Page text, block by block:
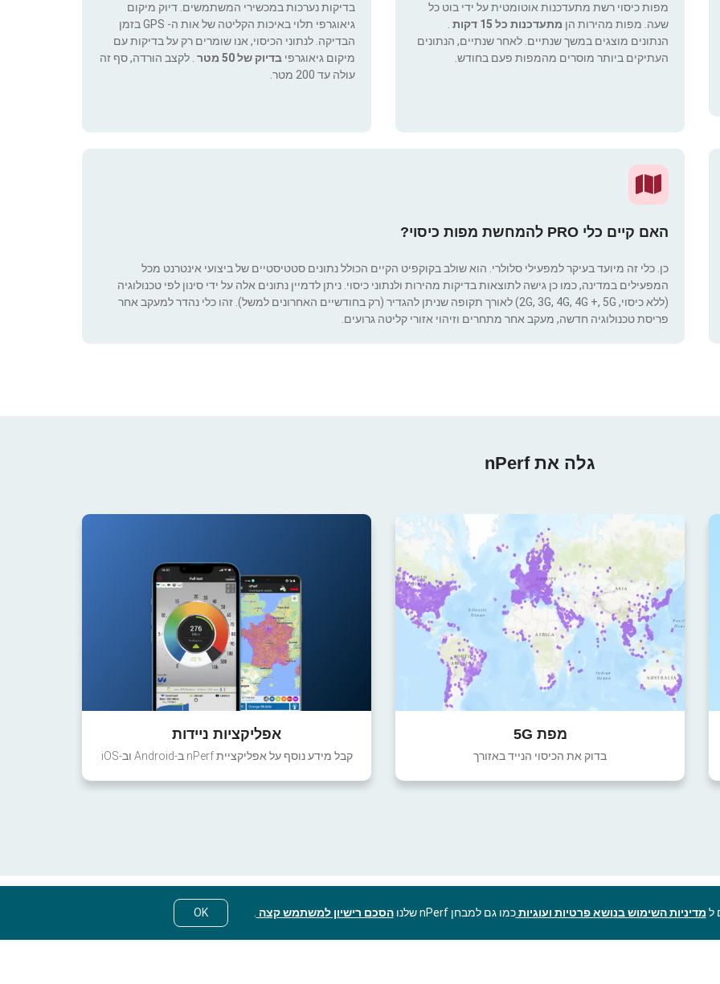
מפות כיסוי רשת מתעדכנות אוטומטית על ידי בוט כל
שעה. מפות מהירות הן מתעדכנות כל 15 דקות
הנתונים מוצגים במשך שנתיים. לאחר שנתיים, הנתונים
העתיקים ביותר מוסרים מהמפות פעם בחודש.
בדיקות נערכות במכשירי המשתמשים. דיוק מיקום
גיאוגרפי תלוי באיכות הקליטה של אות ה- GPS בזמן
הבדיקה. לנתוני הכיסוי, אנו שומרים רק על בדיקות עם
מיקום גיאוגרפי בדיוק של 50 מטר
. לקצב הורדה, סף זה
עולה עד 200 מטר.
האם קיים כלי PRO להמחשת מפות כיסוי?
כן. כלי זה מיועד בעיקר למפעילי סלולרי. הוא שולב בקוקפיט הקיים הכולל נתונים סטטיסטיים של ביצועי אינטרנט מכל
המפעילים במדינה, כמו כן גישה לתוצאות בדיקות מהירות ולנתוני כיסוי. ניתן לדמיין נתונים אלה על ידי סינון לפי טכנולוגיה
(ללא כיסוי, 2G, 3G, 4G, 4G +, 5G) לאורך תקופה שניתן להגדיר (רק בחודשיים האחרונים למשל). זהו כלי נהדר למעקב אחר
פריסת טכנולוגיה חדשה, מעקב אחר מתחרים וזיהוי אזורי קליטה גרועים.
גלה את nPerf
מפת 5G
בדוק את הכיסוי הנייד באזורך
אפליקציות ניידות
קבל מידע נוסף על אפליקציית nPerf ב-Android וב-iOS
מדיניות השימוש בנושא פרטיות ועוגיותכמו גם למבחן nPerf שלנו הסכם רישיון למשתמש קצה OK